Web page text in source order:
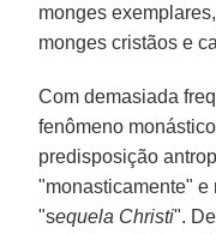
monges
monges cristãos e
Com demasiada
fenômeno
predisposição
"monasticamente" e
"sequela Christi".